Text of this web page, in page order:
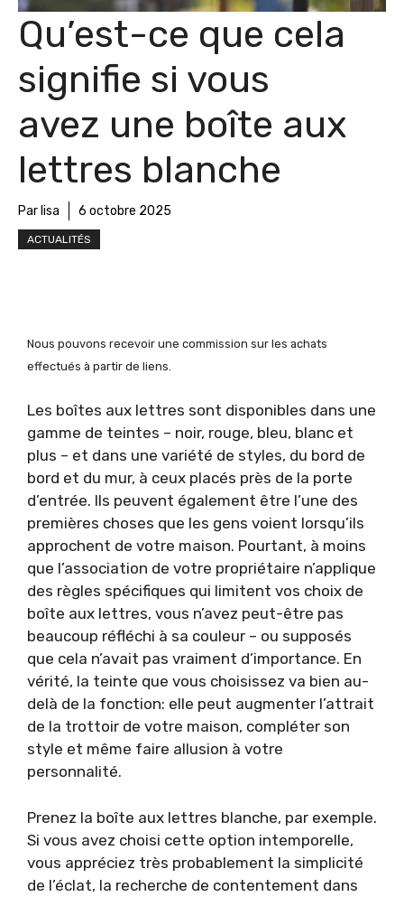
Qu’est-ce que cela
signifie si vous
avez une boîte aux
lettres blanche
Par lisa 6 octobre 2025
ACTUALITÉS
Nous pouvons recevoir une commission sur les achats
effectués à partir de liens.
Les boîtes aux lettres sont disponibles dans une
gamme de teintes – noir, rouge, bleu, blanc et
plus – et dans une variété de styles, du bord de
bord et du mur, à ceux placés près de la porte
d’entrée. Ils peuvent également être l’une des
premières choses que les gens voient lorsqu’ils
approchent de votre maison. Pourtant, à moins
que l’association de votre propriétaire n’applique
des règles spécifiques qui limitent vos choix de
boîte aux lettres, vous n’avez peut-être pas
beaucoup réfléchi à sa couleur – ou supposés
que cela n’avait pas vraiment d’importance. En
vérité, la teinte que vous choisissez va bien au-
delà de la fonction: elle peut augmenter l’attrait
de la trottoir de votre maison, compléter son
style et même faire allusion à votre
personnalité.
Prenez la boîte aux lettres blanche, par exemple.
Si vous avez choisi cette option intemporelle,
vous appréciez très probablement la simplicité
de l’éclat, la recherche de contentement dans